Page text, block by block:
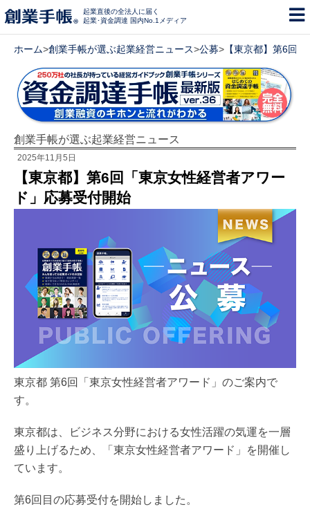
起業直後の全法人に届く
起業･資金調達 国内No.1メディア
ホーム>創業手帳が選ぶ起業経営ニュース>公募> 【東京都】第6回
創業手帳が選ぶ起業経営ニュース
2025年11月5日
【東京都】第6回「東京女性経営者アワー
ド」応募受付開始
東京都 第6回「東京女性経営者アワード」のご案内で
す。
東京都は、ビジネス分野における女性活躍の気運を一層
盛り上げるため、「東京女性経営者アワード」を開催し
ています。
第6回目の応募受付を開始しました。